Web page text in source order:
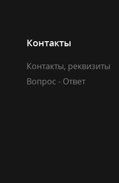
Контакты
Контакты, реквизиты
Вопрос - Ответ